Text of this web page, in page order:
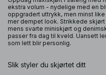
ekstra volum - nydelige med en
oppgradert uttrykk, men minst
mer dempet look. Strikkede
mens svarte miniskjørt og
passer fra dag til kveld. Uansett
som lett blir personlig.
Slik styler du skjørtet ditt